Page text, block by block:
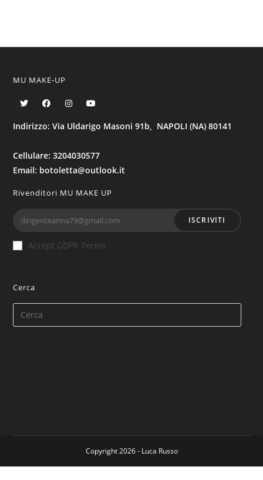
MU MAKE-UP
Indirizzo: Via Uldarigo Masoni 91b, NAPOLI (NA) 80141
Cellulare: 3204030577
Email: botoletta@outlook.it
Rivenditori MU MAKE UP
ISCRIVITI
Accept GDPR Terms
Cerca
Copyright 2026 - Luca Russo